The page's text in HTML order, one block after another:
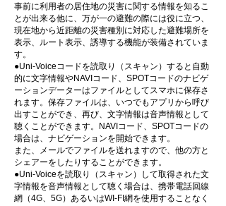
事前に利用者の居住地の災害に関する情報を知るこ
とが出来る他に、万が一の避難の際には役に立つ、
現在地から近距離の災害種別に対応した避難場所を
表示、ルート表示、誘導する機能が装備されていま
す。
●Uni-Voiceコードを読取り（スキャン）すると自動
的に文字情報やNAVIコード、SPOTコードのナビゲ
ーションデーターはファイルとしてスマホに保存さ
れます。保存ファイルは、いつでもアプリから呼び
出すことができ、再び、文字情報は音声情報として
聴くことができます。NAVIコード、SPOTコードの
場合は、ナビゲーションを開始できます。
また、メールでファイルを送れますので、他の方と
シェアーをしたりすることができます。
●Uni-Voiceを読取り（スキャン）して取得された文
字情報を音声情報として聴く場合は、携帯電話回線
網（4G、5G）あるいはWI-FI網を使用することなく